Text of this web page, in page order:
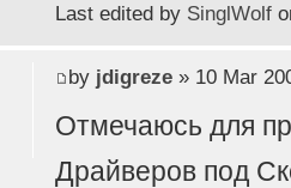
Last edited by SinglWolf
by jdigreze» 10 Mar
Отмечаюсь для
Драйверов под